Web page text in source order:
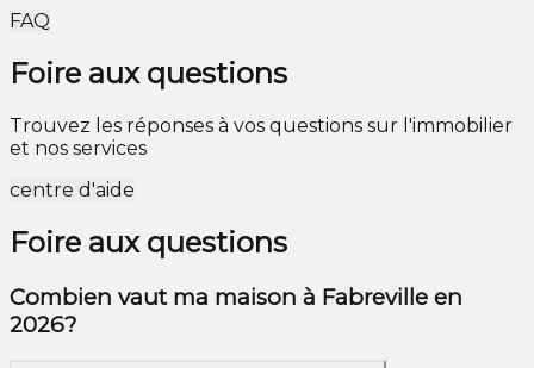
FAQ
Foire aux questions
Trouvez les réponses à vos questions sur l'immobilier
et nos services
centre d'aide
Foire aux questions
Combien vaut ma maison à Fabreville en
2026?